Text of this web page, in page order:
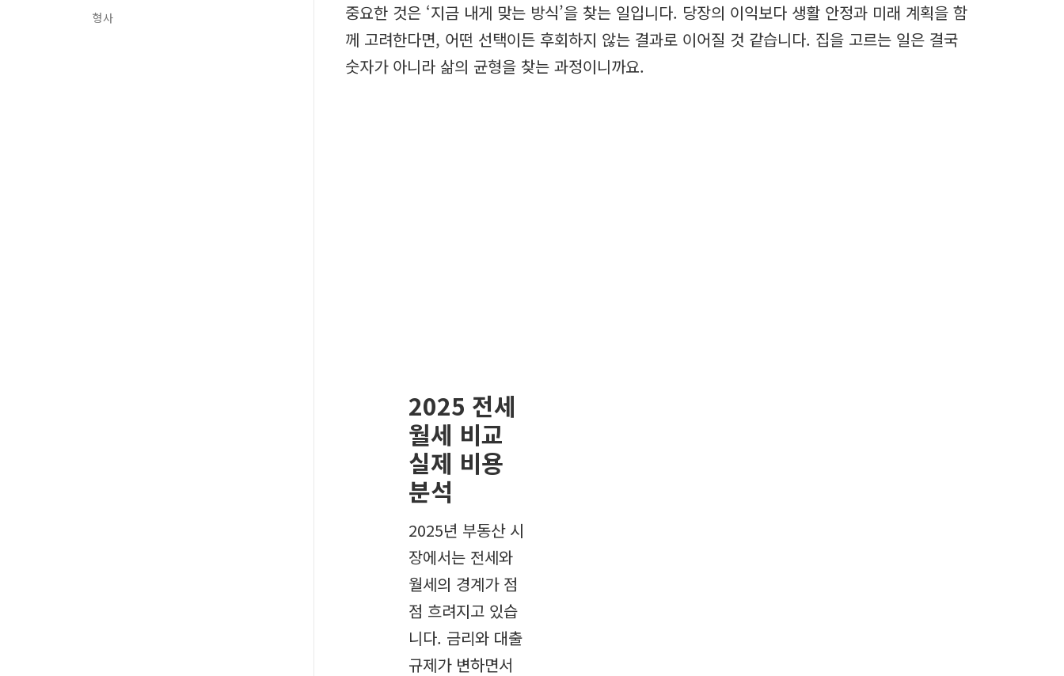
중요한 것은 ‘지금 내게 맞는 방식’을 찾는 일입니다. 당장의 이익보다 생활 안정과 미래 계획을 함
께 고려한다면, 어떤 선택이든 후회하지 않는 결과로 이어질 것 같습니다. 집을 고르는 일은 결국
숫자가 아니라 삶의 균형을 찾는 과정이니까요.
2025 전세
월세 비교
실제 비용
분석
2025년 부동산 시
장에서는 전세와
월세의 경계가 점
점 흐려지고 있습
니다. 금리와 대출
규제가 변하면서
형사